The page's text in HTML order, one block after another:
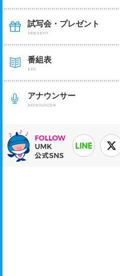
試写会・プレゼント
PRESENT
番組表
EPG
アナウンサー
ANNOUNCER